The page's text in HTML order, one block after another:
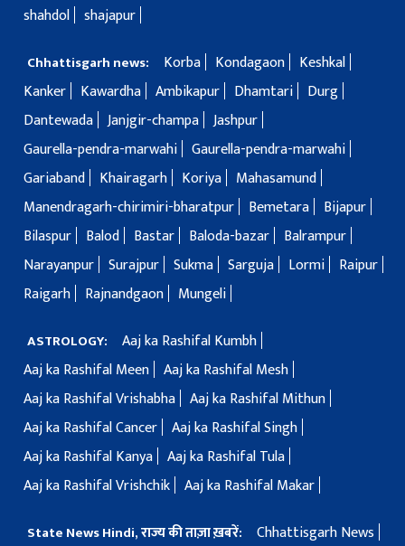
shahdol shajapur
Chhattisgarh news: Korba Kondagaon
Keshkal
Kanker
Kawardha Ambikapur Dhamtari
Durg
Dantewada Janjgir-champa Jashpur
Gaurella-pendra-marwahi Gaurella-pendra-marwahi
Gariaband
Khairagarh Koriya
Mahasamund
Manendragarh-chirimiri-bharatpur
Bemetara
Bijapur
Bilaspur
Balod Bastar Baloda-bazar
Balrampur
Narayanpur Surajpur Sukma Sarguja Lormi
Raipur
Raigarh
Rajnandgaon Mungeli
ASTROLOGY:
Aaj ka Rashifal Kumbh
Aaj ka Rashifal Meen Aaj ka Rashifal Mesh
Aaj ka Rashifal Vrishabha Aaj ka Rashifal Mithun
Aaj ka Rashifal Cancer Aaj ka Rashifal Singh
Aaj ka Rashifal Kanya Aaj ka Rashifal Tula
Aaj ka Rashifal Vrishchik Aaj ka Rashifal Makar
State News Hindi, राज्य की ताज़ा ख़बरें:
Chhattisgarh News